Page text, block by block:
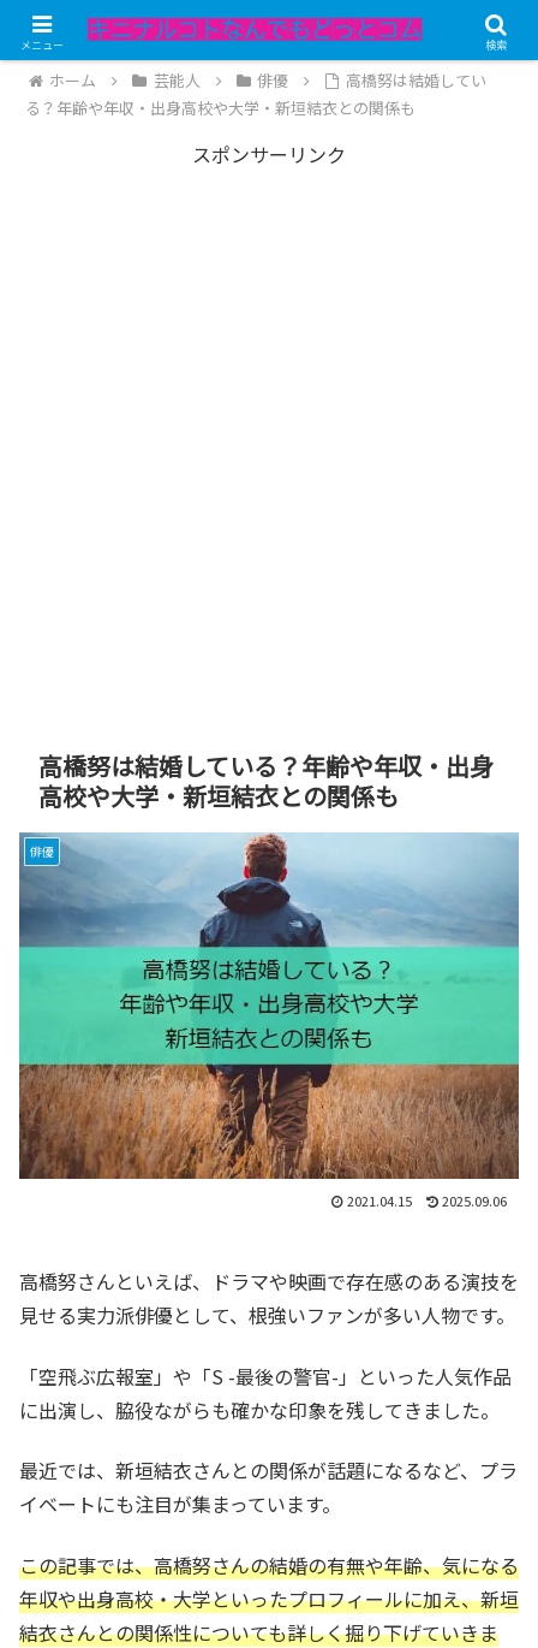
記事内にPRが含まれています。
ホーム 芸能人 俳優
高橋努は結婚してい
る？年齢や年収・出身高校や大学・新垣結衣との関係も
スポンサーリンク
高橋努は結婚している？年齢や年収・出身
高校や大学・新垣結衣との関係も
俳優
2021.04.15 2025.09.06
高橋努さんといえば、ドラマや映画で存在感のある演技を
見せる実力派俳優として、根強いファンが多い人物です。
「空飛ぶ広報室」や「S -最後の警官-」といった人気作品
に出演し、脇役ながらも確かな印象を残してきました。
最近では、新垣結衣さんとの関係が話題になるなど、プラ
イベートにも注目が集まっています。
この記事では、高橋努さんの結婚の有無や年齢、気になる
年収や出身高校・大学といったプロフィールに加え、新垣
結衣さんとの関係性についても詳しく掘り下げていきま
メニュー 検索